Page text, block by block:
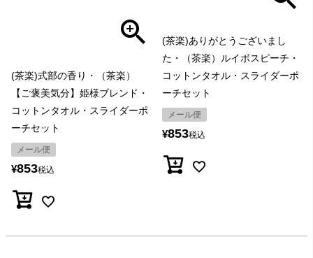
(茶楽)式部の香り・（茶楽）
【ご褒美気分】姫様ブレンド・
コットンタオル・スライダーポ
ーチセット
メール便
¥853税込
(茶楽)ありがとうございまし
た・（茶楽）ルイボスピーチ・
コットンタオル・スライダーポ
ーチセット
メール便
¥853税込